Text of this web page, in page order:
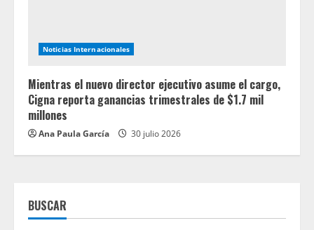
Noticias Internacionales
Mientras el nuevo director ejecutivo asume el cargo,
Cigna reporta ganancias trimestrales de $1.7 mil
millones
Ana Paula García 30 julio 2026
BUSCAR